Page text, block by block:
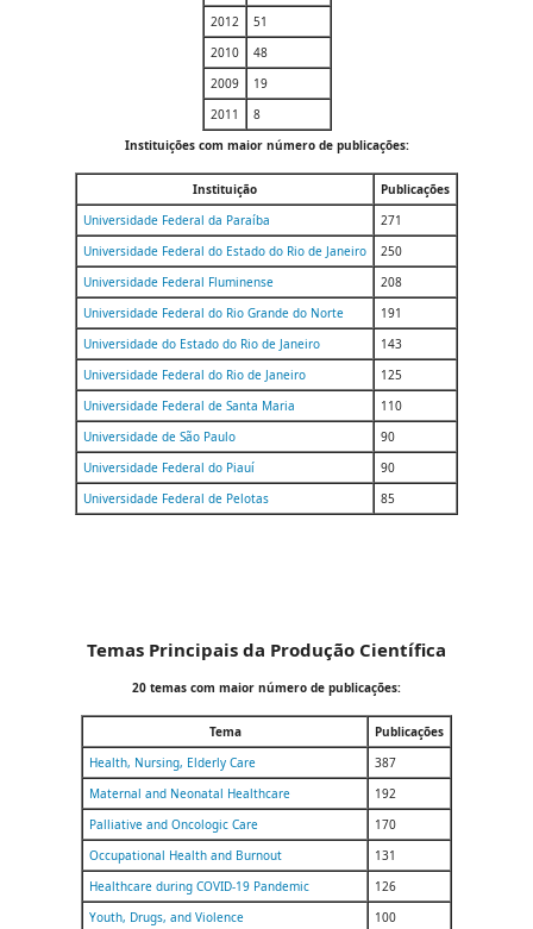
2012
51
2010
48
2009
19
2011
8
Instituições com maior número de publicações:
Instituição
Publicações
Universidade Federal da Paraíba
271
Universidade Federal do Estado do Rio de Janeiro
250
Universidade Federal Fluminense
208
Universidade Federal do Rio Grande do Norte
191
Universidade do Estado do Rio de Janeiro
143
Universidade Federal do Rio de Janeiro
125
Universidade Federal de Santa Maria
110
Universidade de São Paulo
90
Universidade Federal do Piauí
90
Universidade Federal de Pelotas
85
Temas Principais da Produção Científica
20 temas com maior número de publicações:
Tema
Publicações
Health, Nursing, Elderly Care
387
Maternal and Neonatal Healthcare
192
Palliative and Oncologic Care
170
Occupational Health and Burnout
131
Healthcare during COVID-19 Pandemic
126
Youth, Drugs, and Violence
100